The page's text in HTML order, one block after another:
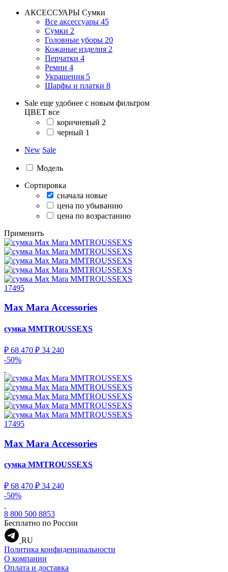
АКСЕССУАРЫ Сумки
Все аксессуары 45
Сумки 2
Головные уборы 20
Кожаные изделия 2
Перчатки 4
Ремни 4
Украшения 5
Шарфы и платки 8
Sale еще удобнее с новым фильтром
ЦВЕТ все
коричневый 2
черный 1
New Sale
Модель
Сортировка
сначала новые
цена по убыванию
цена по возрастанию
Применить
17495
Max Mara Accessories
сумка MMTROUSSEXS
₽ 68 470 ₽ 34 240
-50%
17495
Max Mara Accessories
сумка MMTROUSSEXS
₽ 68 470 ₽ 34 240
-50%
8 800 500 8853
Бесплатно по России
RU
Политика конфиденциальности
О компании
Оплата и доставка